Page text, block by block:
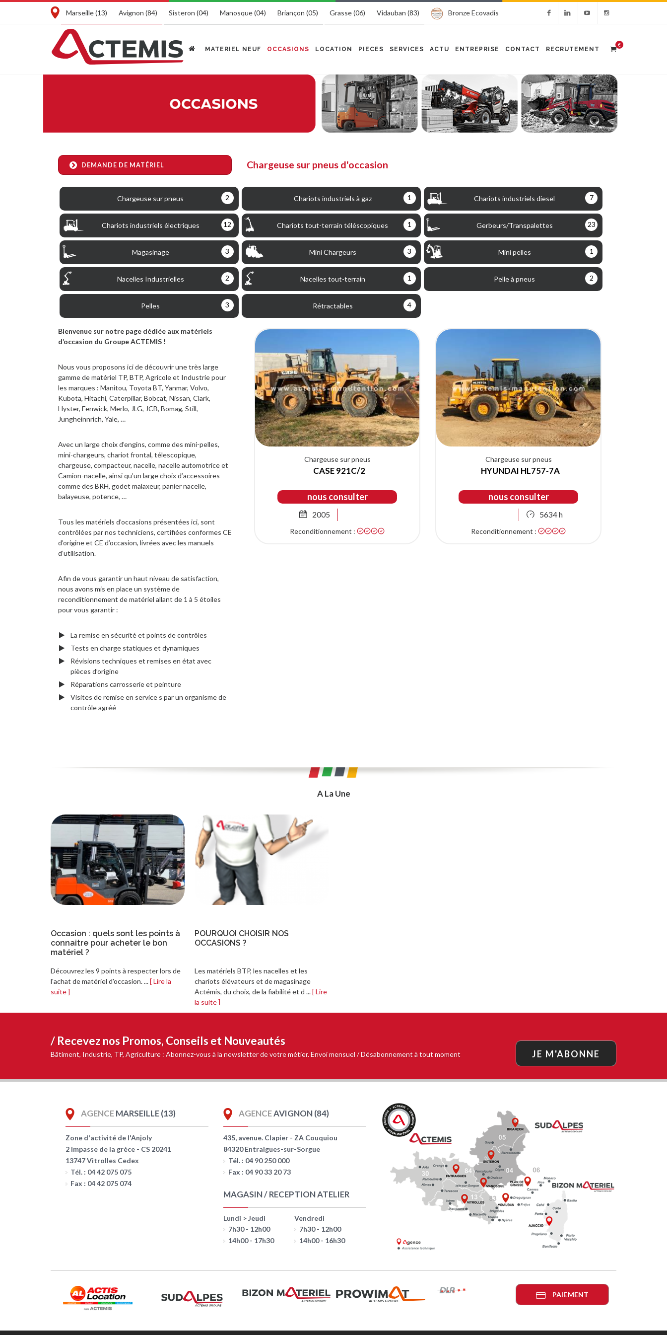
Marseille (13) Avignon (84) Sisteron (04) Manosque (04) Briançon (05) Grasse (06) Vidauban (83) Bronze Ecovadis
MATERIEL NEUF OCCASIONS LOCATION PIECES SERVICES ACTU ENTREPRISE CONTACT RECRUTEMENT
€
DEMANDE DE MATÉRIEL Chargeuse sur pneus d'occasion
Chargeuse sur pneus 2 Chariots industriels à gaz 1 Chariots industriels diesel 7
Chariots industriels électriques 12 Chariots tout-terrain téléscopiques 1 Gerbeurs/Transpalettes 23
Magasinage 3 Mini Chargeurs 3 Mini pelles 1
Nacelles Industrielles 2 Nacelles tout-terrain 1 Pelle à pneus 2
Pelles 3 Rétractables 4
Bienvenue sur notre page dédiée aux matériels
d’occasion du Groupe ACTEMIS !
Nous vous proposons ici de découvrir une très large
gamme de matériel TP, BTP, Agricole et Industrie pour
les marques : Manitou, Toyota BT, Yanmar, Volvo,
Kubota, Hitachi, Caterpillar, Bobcat, Nissan, Clark,
Hyster, Fenwick, Merlo, JLG, JCB, Bomag, Still,
Jungheinnrich, Yale, …
Avec un large choix d’engins, comme des mini-pelles,
mini-chargeurs, chariot frontal, télescopique,
chargeuse, compacteur, nacelle, nacelle automotrice et
Camion-nacelle, ainsi qu’un large choix d’accessoires
comme des BRH, godet malaxeur, panier nacelle,
balayeuse, potence, …
Tous les matériels d’occasions présentées ici, sont
contrôlées par nos techniciens, certifiées conformes CE
d’origine et CE d’occasion, livrées avec les manuels
d’utilisation.
Afin de vous garantir un haut niveau de satisfaction,
nous avons mis en place un système de
reconditionnement de matériel allant de 1 à 5 étoiles
pour vous garantir :
La remise en sécurité et points de contrôles
Tests en charge statiques et dynamiques
Révisions techniques et remises en état avec
pièces d’origine
Réparations carrosserie et peinture
Visites de remise en service s par un organisme de
contrôle agréé
Chargeuse sur pneus
CASE 921C/2
nous consulter
2005
Reconditionnement :
Chargeuse sur pneus
HYUNDAI HL757-7A
nous consulter
5634 h
Reconditionnement :
A La Une
Occasion : quels sont les points à
connaitre pour acheter le bon
matériel ?
Découvrez les 9 points à respecter lors de
l'achat de matériel d'occasion. ...[ Lire la
suite ]
POURQUOI CHOISIR NOS
OCCASIONS ?
Les matériels BTP, les nacelles et les
chariots élévateurs et de magasinage
Actémis, du choix, de la fiabilité et d ...[ Lire
la suite ]
/ Recevez nos Promos, Conseils et Nouveautés
Bâtiment, Industrie, TP, Agriculture : Abonnez-vous à la newsletter de votre métier. Envoi mensuel / Désabonnement à tout moment JE M'ABONNE
AGENCEMARSEILLE (13)
Zone d'activité de l'Anjoly
2 Impasse de la grèce - CS 20241
13747 Vitrolles Cedex
Tél. : 04 42 075 075
Fax : 04 42 075 074
AGENCEAVIGNON (84)
435, avenue. Clapier - ZA Couquiou
84320 Entraigues-sur-Sorgue
Tél. : 04 90 250 000
Fax : 04 90 33 20 73
MAGASIN / RECEPTION ATELIER
Lundi > Jeudi
7h30 - 12h00
14h00 - 17h30
Vendredi
7h30 - 12h00
14h00 - 16h30
PAIEMENT